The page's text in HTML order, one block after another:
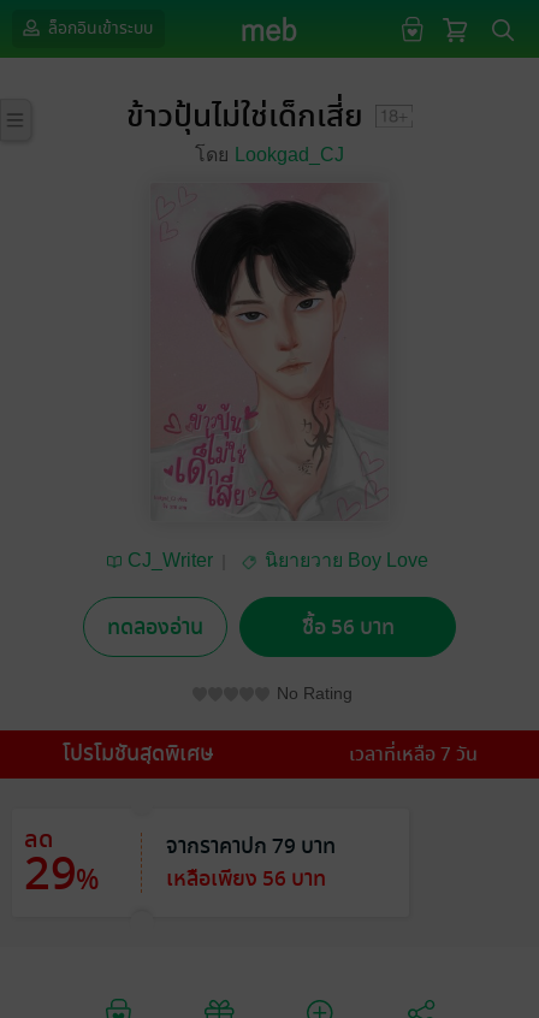
ล็อกอินเข้าระบบ
ข้าวปุ้นไม่ใช่เด็กเสี่ย
โดย Lookgad_CJ
CJ_Writer
นิยายวาย Boy Love
ทดลองอ่าน ซื้อ 56 บาท
No Rating
โปรโมชันสุดพิเศษ เวลาที่เหลือ 7 วัน
ลด
29%
จากราคาปก 79 บาท
เหลือเพียง 56 บาท